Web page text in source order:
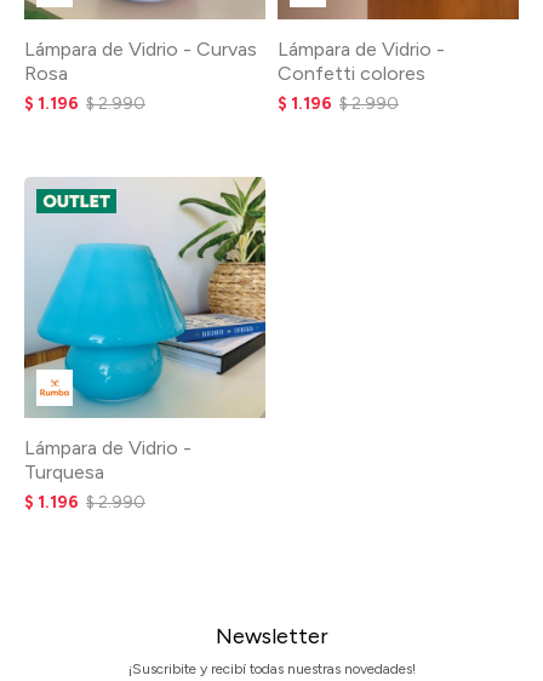
Lámpara de Vidrio - Curvas
Rosa
$ 1.196 $2.990
Lámpara de Vidrio -
Confetti colores
$ 1.196 $2.990
Lámpara de Vidrio -
Turquesa
$ 1.196 $2.990
Newsletter
¡Suscribite y recibí todas nuestras novedades!